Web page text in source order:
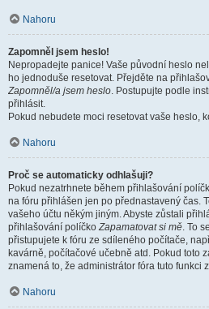
Nahoru
Zapomněl jsem heslo!
Nepropadejte panice! Vaše původní heslo
ho jednoduše resetovat. Přejděte na
Zapomněl/a jsem heslo. Postupujte podle
přihlásit.
Pokud nebudete moci resetovat vaše heslo,
Nahoru
Proč se automaticky odhlašuji?
Pokud nezatrhnete během přihlašování
na fóru přihlášen jen po přednastavený čas.
vašeho účtu někým jiným. Abyste zůstali
přihlašování políčkoZapamatovat si mě. To
přistupujete k fóru ze sdíleného počítače,
kavárně, počítačové učebně atd. Pokud toto
znamená to, že administrátor fóra tuto funkci
Nahoru